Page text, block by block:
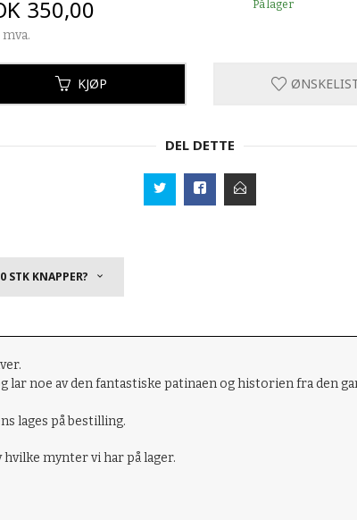
350,00 På lager
KJØP
DEL DETTE
STK KNAPPER?
noe av den fantastiske patinaen og historien fra den
lages på bestilling.
mynter vi har på lager.